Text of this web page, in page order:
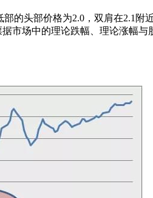
头部价格为2.0，双肩在2.1附
市场中的理论跌幅、理论涨幅与